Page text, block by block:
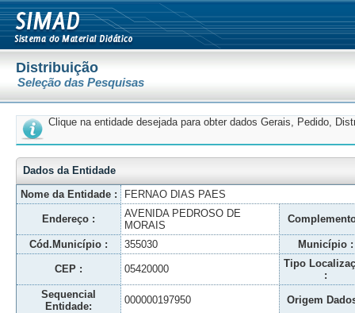
Distribuição
Seleção das Pesquisas
Clique na entidade desejada para obter dados Gerais, Pedido,
Dados da Entidade
Nome da Entidade :
FERNAO DIAS PAES
Endereço :
AVENIDA PEDROSO DE
MORAIS
Cód.Município : 355030 Município :
CEP : 05420000
Tipo
:
Sequencial
Entidade:
000000197950 Origem